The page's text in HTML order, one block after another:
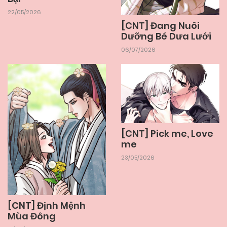
Chapter 3 23/05/2026
Chapter 2 23/05/2026
Chapter 1 23/05/2026
22/05/2026
[CNT] Đang Nuôi
Dưỡng Bé Dưa Lưới
06/07/2026
[CNT] Định Mệnh
Mùa Đông
[CNT] Pick me, Love
me
23/05/2026